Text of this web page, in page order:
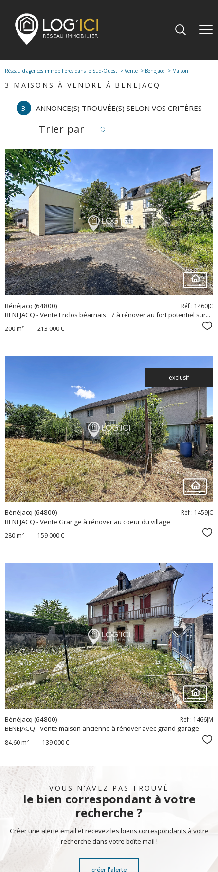
Réseau d'agences immobilières dans le Sud-Ouest Vente Benejacq Maison
3 MAISONS À VENDRE À BENEJACQ
3 ANNONCE(S) TROUVÉE(S) SELON VOS CRITÈRES
Trier par
voir le
bien
Bénéjacq (64800)
BENEJACQ - Vente Enclos béarnais T7 à rénover au fort potentiel sur...
Réf : 1460JC
200 m² - 213 000 €
exclusif
voir le
bien
Bénéjacq (64800)
BENEJACQ - Vente Grange à rénover au coeur du village
Réf : 1459JC
280 m² - 159 000 €
voir le
bien
Bénéjacq (64800)
BENEJACQ - Vente maison ancienne à rénover avec grand garage
Réf : 1466JM
84,60 m² - 139 000 €
VOUS N'AVEZ PAS TROUVÉ
le bien correspondant à votre
recherche ?
Créer une alerte email et recevez les biens correspondants à votre
recherche dans votre boîte mail !
créer l'alerte